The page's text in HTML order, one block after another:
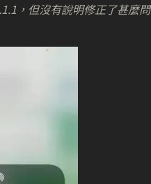
，但沒有說明修正了甚麼問